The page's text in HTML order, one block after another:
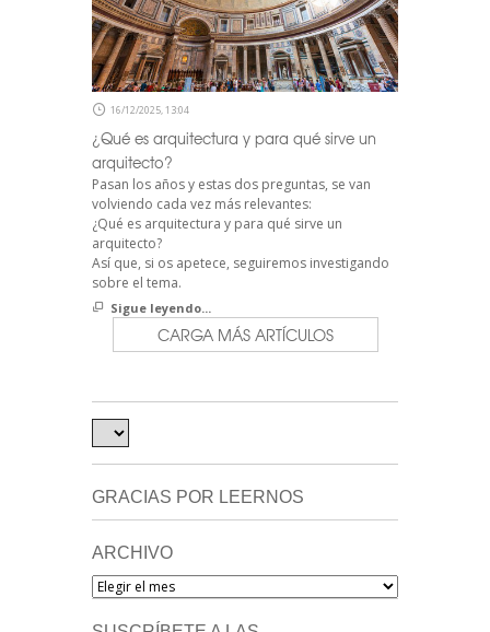
16/12/2025, 13:04
¿Qué es arquitectura y para qué sirve un
arquitecto?
Pasan los años y estas dos preguntas, se van
volviendo cada vez más relevantes:
¿Qué es arquitectura y para qué sirve un
arquitecto?
Así que, si os apetece, seguiremos investigando
sobre el tema.
Sigue leyendo...
CARGA MÁS ARTÍCULOS
GRACIAS POR LEERNOS
ARCHIVO
Archivo